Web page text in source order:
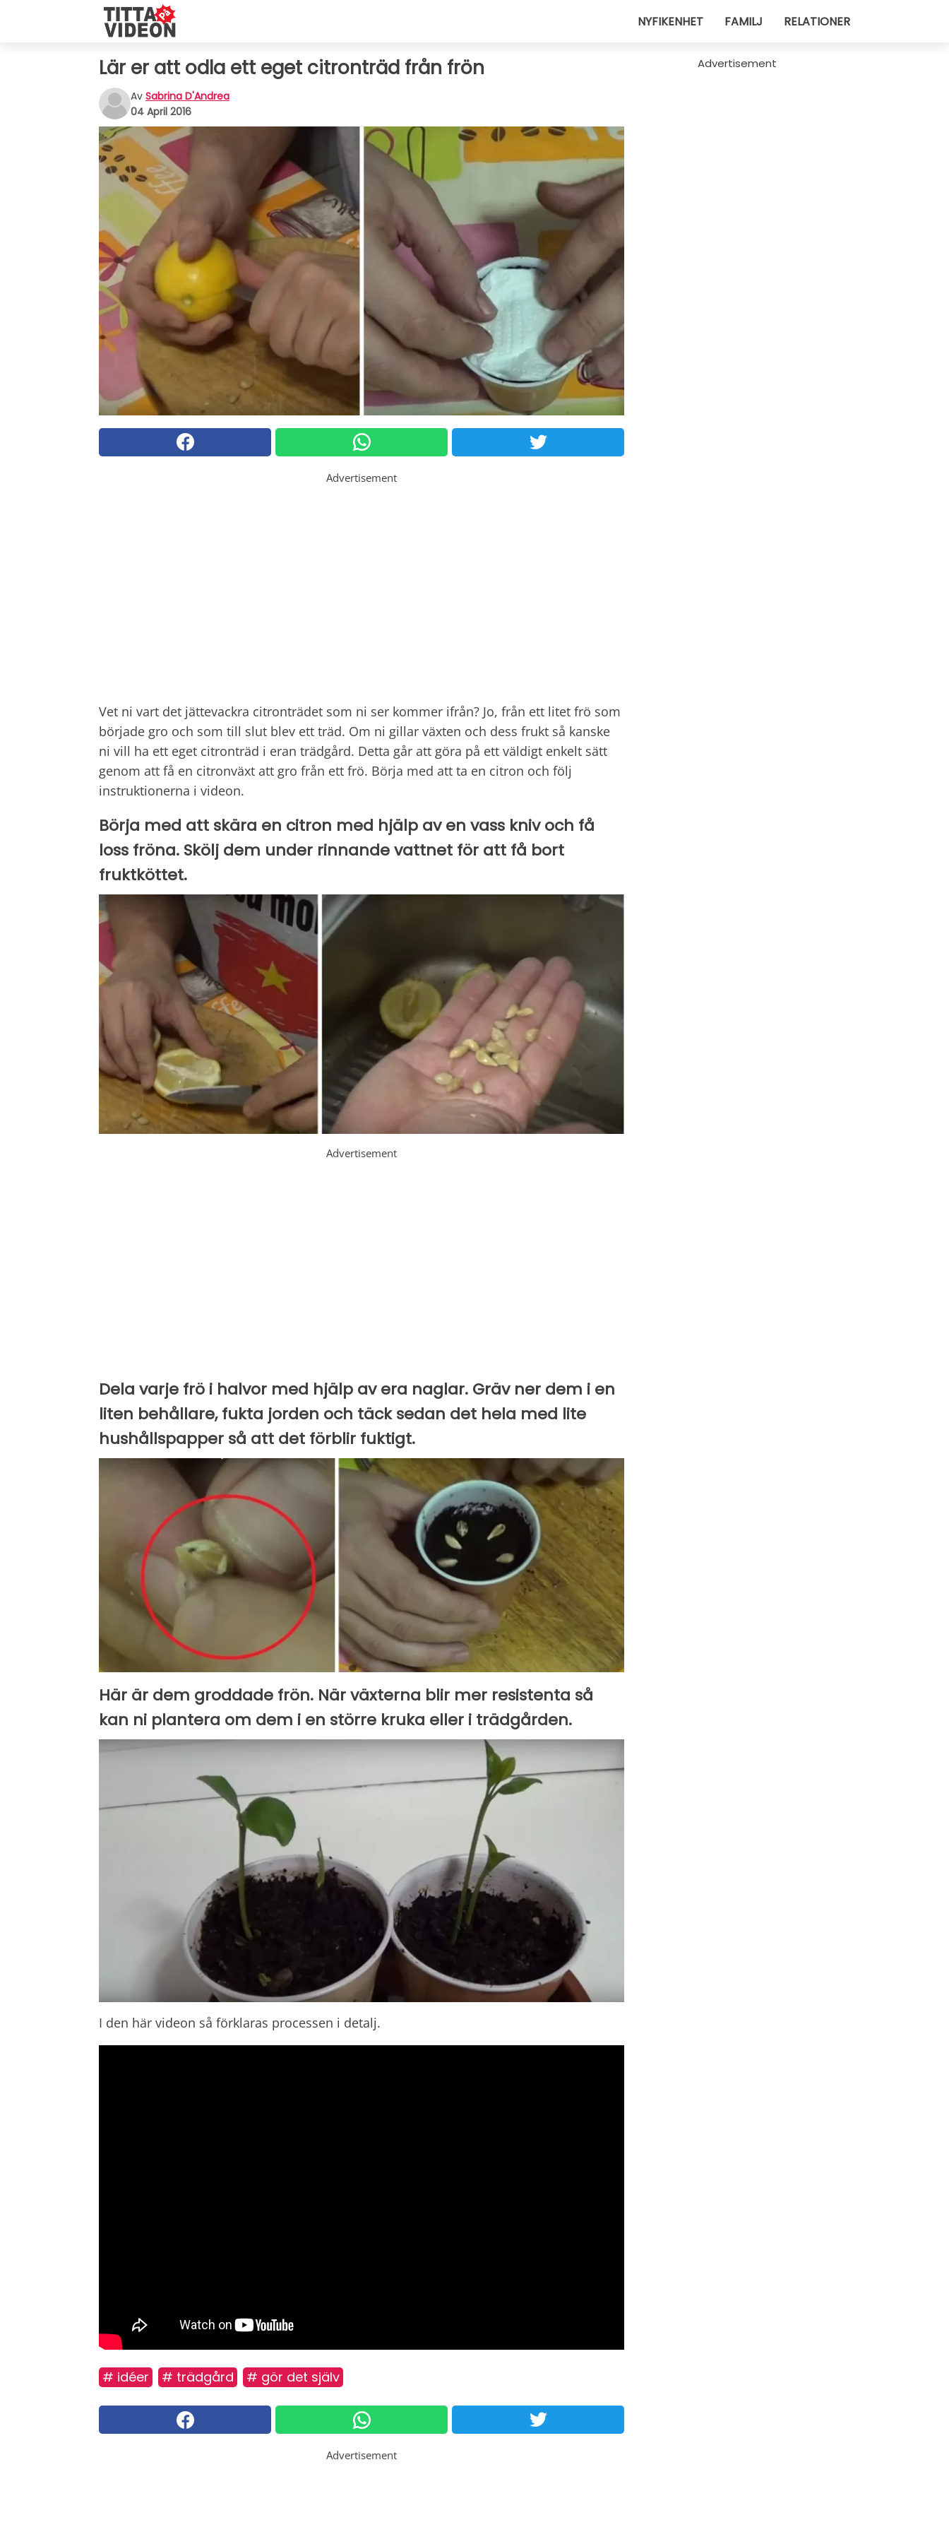
NYFIKENHET FAMILJ RELATIONER
Lär er att odla ett eget citronträd från frön
Av Sabrina D'Andrea
04 April 2016
Advertisement
Vet ni vart det jättevackra citronträdet som ni ser kommer ifrån? Jo, från ett litet frö som
började gro och som till slut blev ett träd. Om ni gillar växten och dess frukt så kanske
ni vill ha ett eget citronträd i eran trädgård. Detta går att göra på ett väldigt enkelt sätt
genom att få en citronväxt att gro från ett frö. Börja med att ta en citron och följ
instruktionerna i videon.
Börja med att skära en citron med hjälp av en vass kniv och få
loss fröna. Skölj dem under rinnande vattnet för att få bort
fruktköttet.
Advertisement
Dela varje frö i halvor med hjälp av era naglar. Gräv ner dem i en
liten behållare, fukta jorden och täck sedan det hela med lite
hushållspapper så att det förblir fuktigt.
Här är dem groddade frön. När växterna blir mer resistenta så
kan ni plantera om dem i en större kruka eller i trädgården.
I den här videon så förklaras processen i detalj.
# idéer # trädgård # gör det själv
Advertisement
Advertisement